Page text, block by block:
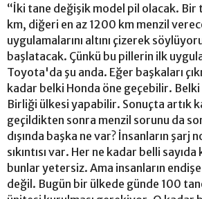
“İki tane değişik model pil olacak. Bir
km, diğeri en az 1200 km menzil
uygulamalarını altını çizerek
başlatacak. Çünkü bu pillerin ilk
Toyota'da şu anda. Eğer başkaları
kadar belki Honda öne geçebilir.
Birliği ülkesi yapabilir. Sonuçta artık
geçildikten sonra menzil sorunu da
dışında başka ne var? İnsanların şarj
sıkıntısı var. Her ne kadar belli
bunlar yetersiz. Ama insanların
değil. Bugün bir ülkede günde 100